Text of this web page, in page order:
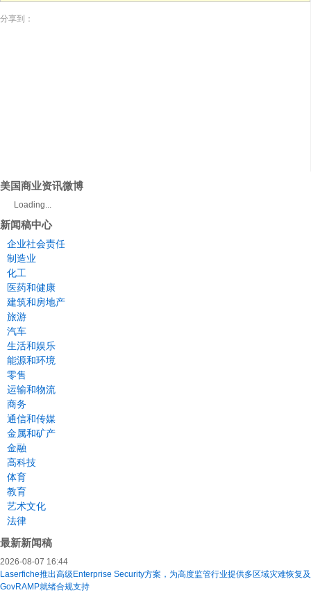
分享到：
美国商业资讯微博
Loading...
新闻稿中心
企业社会责任
制造业
化工
医药和健康
建筑和房地产
旅游
汽车
生活和娱乐
能源和环境
零售
运输和物流
商务
通信和传媒
金属和矿产
金融
高科技
体育
教育
艺术文化
法律
最新新闻稿
2026-08-07 16:44
Laserfiche推出高级Enterprise Security方案，为高度监管行业提供多区域灾难恢复及
GovRAMP就绪合规支持